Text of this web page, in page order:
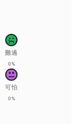
難過
0%
可怕
0%